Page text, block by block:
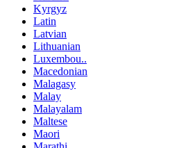
Kyrgyz
Latin
Latvian
Lithuanian
Luxembou..
Macedonian
Malagasy
Malay
Malayalam
Maltese
Maori